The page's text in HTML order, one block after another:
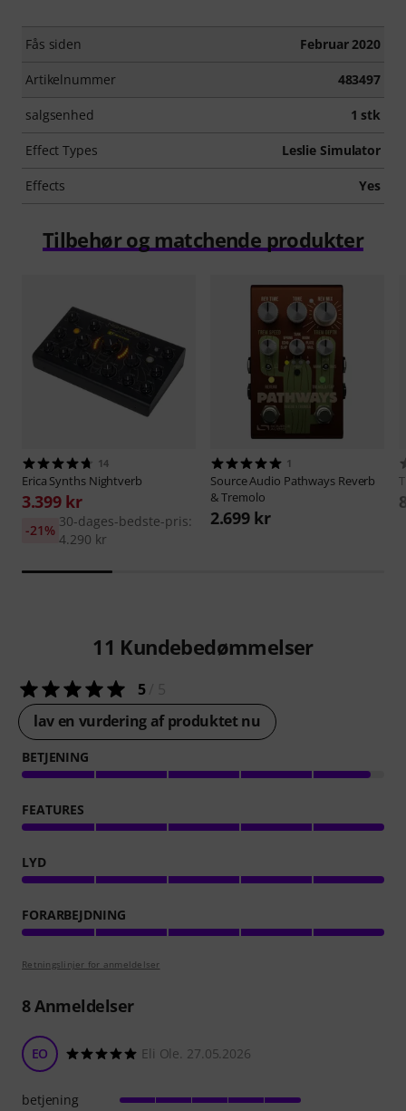
Fås siden Februar 2020
Artikelnummer 483497
salgsenhed 1 stk
Effect Types Leslie Simulator
Effects Yes
Tilbehør og matchende produkter
14
Erica Synths Nightverb
3.399 kr
30-dages-bedste-pris:
4.290 kr
-21%
1
Source Audio Pathways Reverb
& Tremolo
2.699 kr
11 Kundebedømmelser
5/ 5
lav en vurdering af produktet nu
BETJENING
FEATURES
LYD
FORARBEJDNING
Retningslinjer for anmeldelser
8Anmeldelser
EO Eli Ole. 27.05.2026
betjening